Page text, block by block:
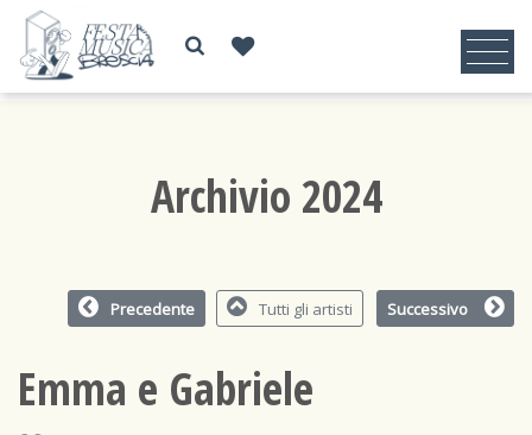
Archivio 2024
Precedente Tutti gli artisti Successivo
Emma e Gabriele